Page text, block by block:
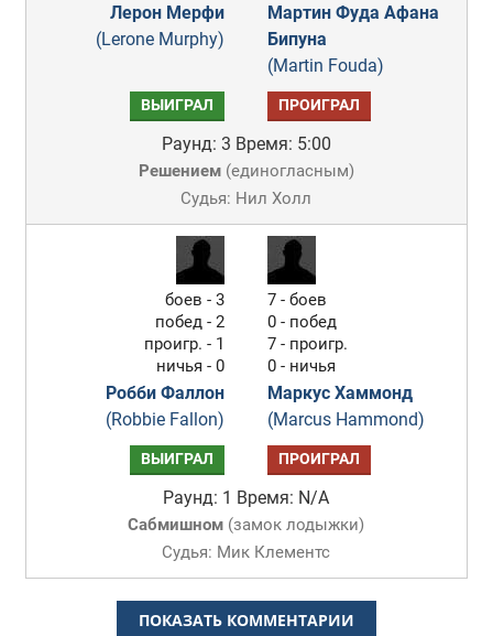
Лерон Мерфи
(Lerone Murphy)
Мартин Фуда Афана
Бипуна
(Martin Fouda)
ВЫИГРАЛ ПРОИГРАЛ
Раунд: 3 Время: 5:00
Решением(единогласным)
Судья: Нил Холл
боев - 3
побед - 2
проигр. - 1
ничья - 0
Робби Фаллон
(Robbie Fallon)
7 - боев
0 - побед
7 - проигр.
0 - ничья
Маркус Хаммонд
(Marcus Hammond)
ВЫИГРАЛ ПРОИГРАЛ
Раунд: 1 Время: N/A
Сабмишном (замок лодыжки)
Судья: Мик Клементс
ПОКАЗАТЬ КОММЕНТАРИИ